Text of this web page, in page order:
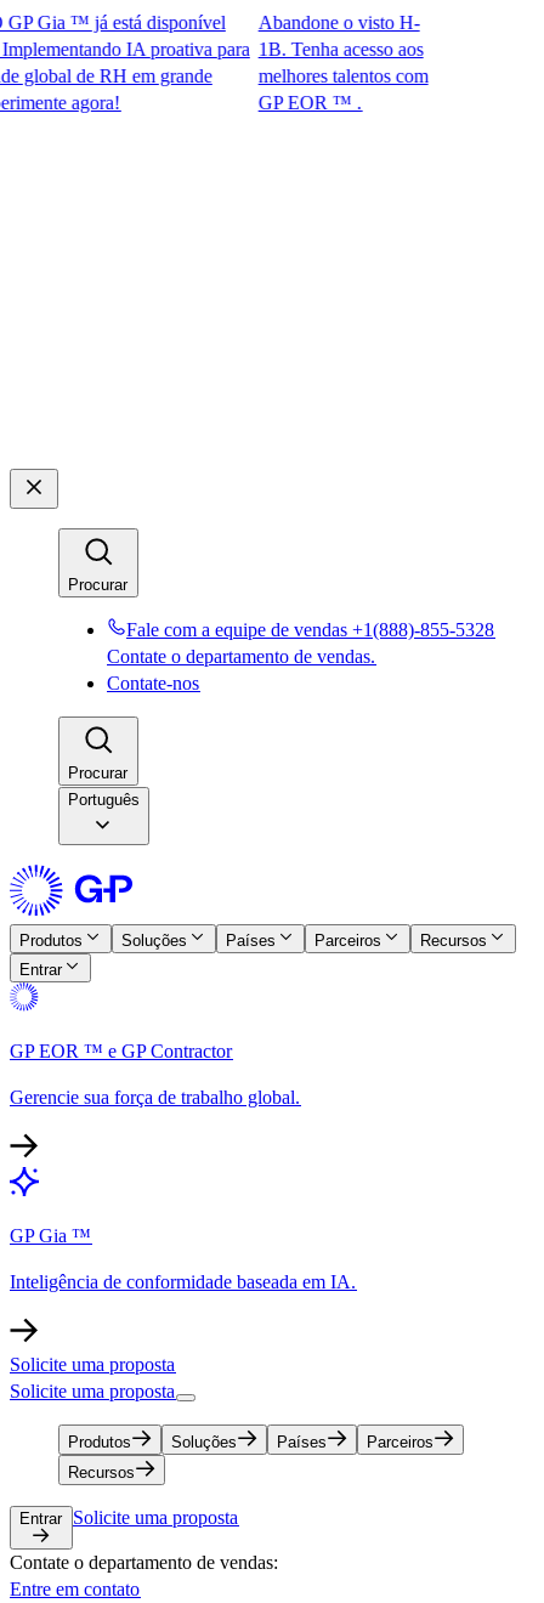
™ já está disponível
IA proativa para
de RH em grande
agora!​​
Abandone o visto H-
1B. Tenha acesso aos
melhores talentos com
GP EOR ™ .​​
Procurar​​
Fale com a equipe de vendas +1(888)-855-5328​​
Contate o departamento de vendas.​​
Contate-nos​​
Procurar​​
Português
Produtos​​ Soluções​​ Países​​ Parceiros​​
Recursos​​
Entrar​​
GP EOR ™ e GP Contractor​​
Gerencie sua força de trabalho global.​​
GP Gia ™​​
Inteligência de conformidade baseada em IA.​​
Solicite uma proposta​​
Solicite uma proposta​​
Produtos​​ Soluções​​ Países​​
Parceiros​​
Recursos​​
Entrar​​ Solicite uma proposta​​
Contate o departamento de vendas:​​
Entre em contato​​